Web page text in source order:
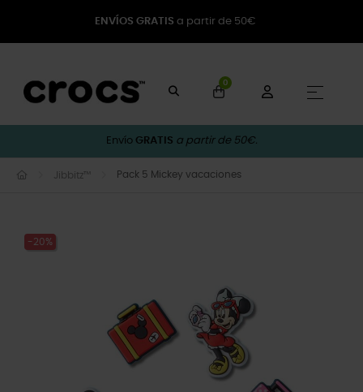
ENVÍOS GRATIS a partir de 50€
0
☰
Envío GRATIS a partir de 50€.
Jibbitz™ Pack 5 Mickey vacaciones
-20%